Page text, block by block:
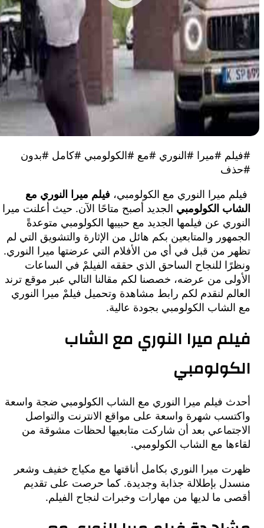
#ميرا #النوري #مع #الكولومبي #كامل #بدون
ميرا النوري مع الكولومبي،فيلم ميرا النوري مع
الكولومبيالجديد أصبح متاحًا الآن. حيث أعلنت ميرا
عن فيلمها الجديد مع حبيبها الكولومبي متوعدةً
والمتابعين بكم هائل من الإثارة والتشويق التي لم
من قبل في أي من الأفلام التي عرضتها ميرا النوري.
للنجاح الساحق الذي حققه الفيلمْ في الساعات
من عرضه، خصصنا لكم مقالنا التالي عبر موقع ترند
لنقدم لكم رابط مشاهدة وتحميل فيلمْ ميرا النوري
الكولومبي بجودة عالية.
ميرا النوري مع الشاب
فيلم ميرا النوري مع الشاب الكولومبي ضجة واسعة
شهرة واسعة على مواقع الانترنت والتواصل
بعد أن شاركت متابعيها لحظات مشوقة من
مع الشاب الكولومبي.
ميرا النوري بكامل أناقتها مع مكياج خفيف وشعر
بإطلالة جذابة وجديدة. كما حرصت على تقديم
ما لديها من مهارات وخبرات لنجاح الفيلم.